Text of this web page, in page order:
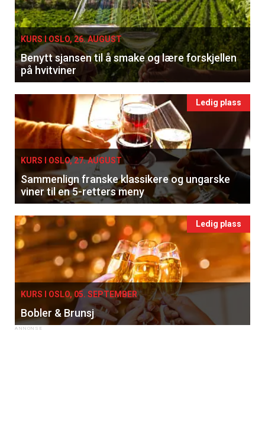
KURS I OSLO, 26. AUGUST
Benytt sjansen til å smake og lære forskjellen
på hvitviner
Ledig plass
KURS I OSLO, 27. AUGUST
Sammenlign franske klassikere og ungarske
viner til en 5-retters meny
Ledig plass
KURS I OSLO, 05. SEPTEMBER
Bobler & Brunsj